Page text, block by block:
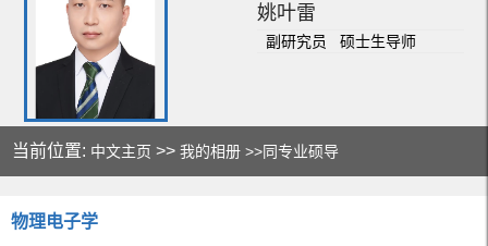
姚叶雷
副研究员 硕士生导师
当前位置: 中文主页 >>我的相册 >>同专业硕导
物理电子学